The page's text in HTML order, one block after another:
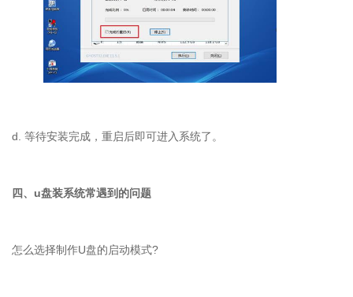
d. 等待安装完成，重启后即可进入系统了。
四、u盘装系统常遇到的问题
怎么选择制作U盘的启动模式?